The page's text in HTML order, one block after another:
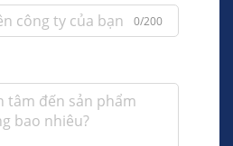
0/200